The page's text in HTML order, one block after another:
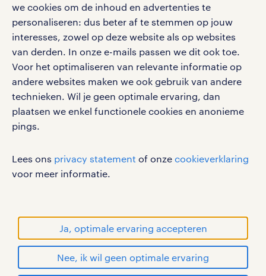
we cookies om de inhoud en advertenties te
personaliseren: dus beter af te stemmen op jouw
interesses, zowel op deze website als op websites
van derden. In onze e-mails passen we dit ook toe.
Voor het optimaliseren van relevante informatie op
andere websites maken we ook gebruik van andere
technieken. Wil je geen optimale ervaring, dan
plaatsen we enkel functionele cookies en anonieme
pings.
Lees ons privacy statement of onze cookieverklaring
voor meer informatie.
Ja, optimale ervaring accepteren
Nee, ik wil geen optimale ervaring
werken bij randstad
gebruikersvoorwaarden
privacystatement
cookies
disclaimer
sitemap
RANDSTAD, HUMAN FORWARD en SHAPING THE
WORLD OF WORK zijn geregistreerde